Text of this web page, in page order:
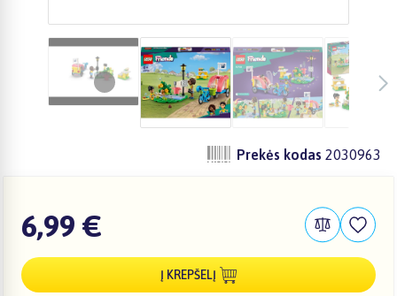
Prekės kodas 2030963
6,99 €
Į KREPŠELĮ